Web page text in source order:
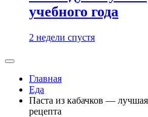
учебного года
2 недели спустя
Главная
Еда
Паста из кабачков —
рецепта